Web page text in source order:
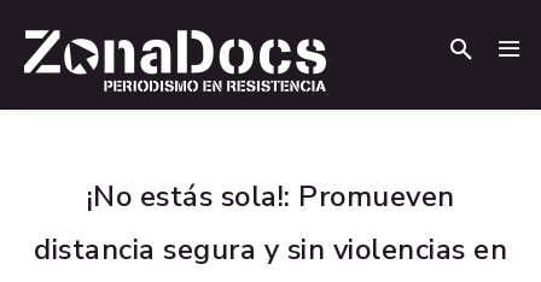
¡No estás sola!: Promueven
distancia segura y sin violencias en